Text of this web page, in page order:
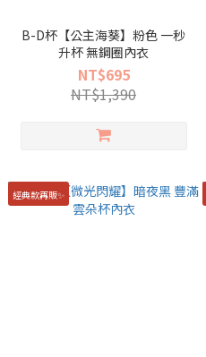
B-D杯【公主海葵】粉色 一秒
升杯 無鋼圈內衣
NT$695
NT$1,390
經典款再販✨